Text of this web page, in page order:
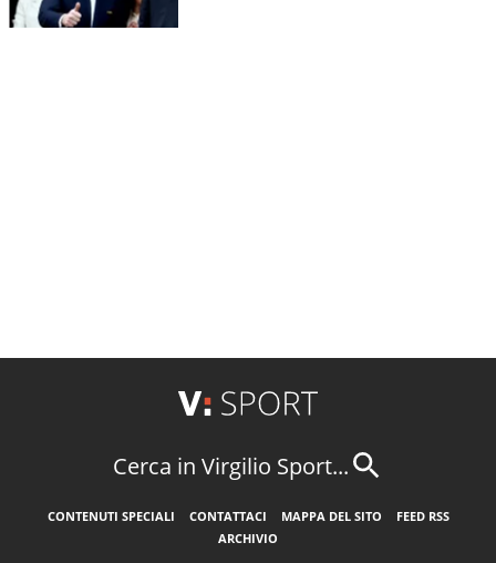
Cerca in Virgilio Sport...
CONTENUTI SPECIALI CONTATTACI MAPPA DEL SITO
FEED RSS
ARCHIVIO